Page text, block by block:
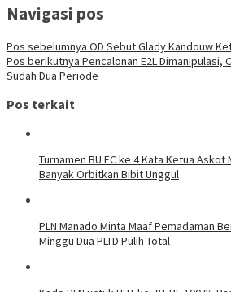
Navigasi pos
Pos sebelumnya OD Sebut Glady Kandouw
Pos berikutnya Pencalonan E2L Dimanipulasi,
Sudah Dua Periode
Pos terkait
Turnamen BU FC ke 4 Kata Ketua
Banyak Orbitkan Bibit Unggul
PLN Manado Minta Maaf Pemadaman
Minggu Dua PLTD Pulih Total